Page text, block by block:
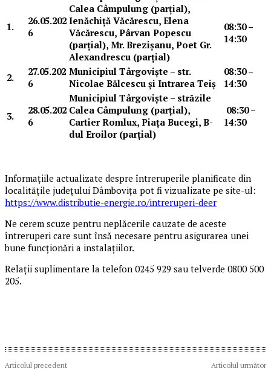
1.
26.05.202
6
Calea Câmpulung (parțial),
Ienăchiță Văcărescu, Elena
Văcărescu, Pârvan Popescu
(parțial), Mr. Brezișanu, Poet Gr.
Alexandrescu (parțial)
08:30–
14:30
2.
27.05.202
6
Municipiul Târgoviște – str.
Nicolae Bălcescu și Intrarea Teiș
08:30–
14:30
3.
28.05.202
6
Municipiul Târgoviște – străzile
Calea Câmpulung (parțial),
Cartier Romlux, Piața Bucegi, B-
dul Eroilor (parțial)
08:30–
14:30
Informațiile actualizate despre întreruperile planificate din
localitățile județului Dâmbovița pot fi vizualizate pe site-ul:
https://www.distributie-energie.ro/intreruperi-deer
Ne cerem scuze pentru neplăcerile cauzate de aceste
întreruperi care sunt însă necesare pentru asigurarea unei
bune funcționări a instalațiilor.
Relații suplimentare la telefon 0245 929 sau telverde 0800 500
205.
Articolul precedent Articolul următor